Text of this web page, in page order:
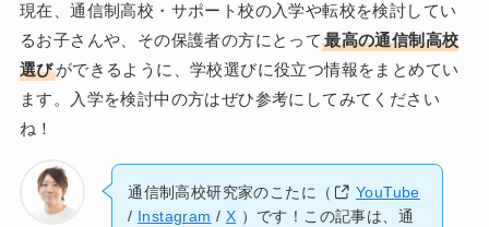
現在、通信制高校・サポート校の入学や転校を検討してい
るお子さんや、その保護者の方にとって最高の通信制高校
選びができるように、学校選びに役立つ情報をまとめてい
ます。入学を検討中の方はぜひ参考にしてみてください
ね！
通信制高校研究家のこたに（
YouTube
/ Instagram / X ）です！この記事は、通